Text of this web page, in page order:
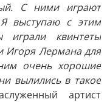
С ними играют
выступаю с этим
квинтеты
Игоря Лермана для
очень хорошие
вылились в такое
артист